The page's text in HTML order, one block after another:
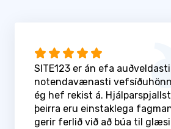
SITE123 er án efa
notendavænasti
ég hef rekist á.
þeirra eru einstaklega
gerir ferlið við að búa til